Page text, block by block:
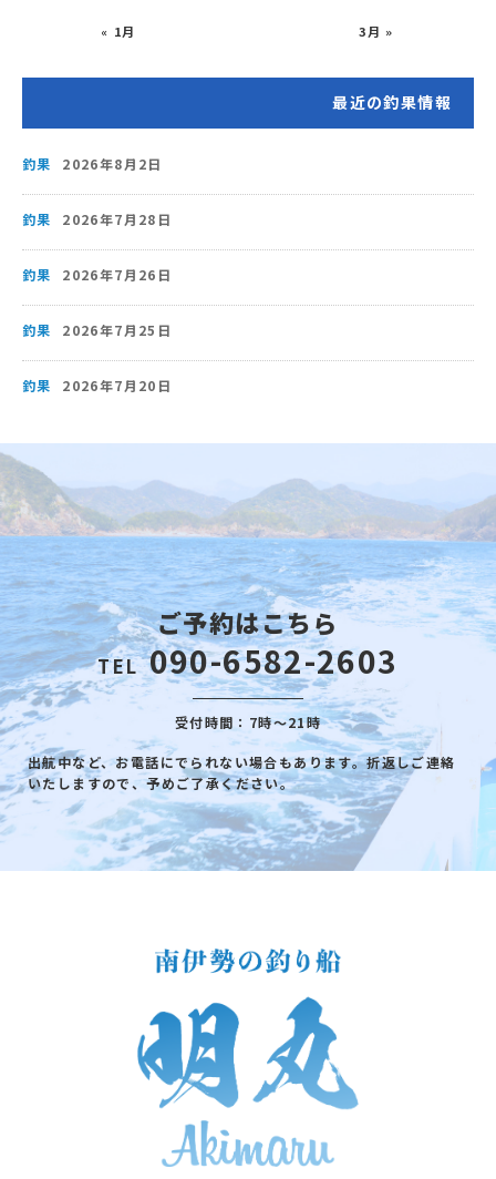
« 1月 3月 »
最近の釣果情報
釣果 2026年8月2日
釣果 2026年7月28日
釣果 2026年7月26日
釣果 2026年7月25日
釣果 2026年7月20日
ご予約はこちら
TEL 090-6582-2603
受付時間：7時～21時
出航中など、お電話にでられない場合もあります。折返しご連絡
いたしますので、予めご了承ください。